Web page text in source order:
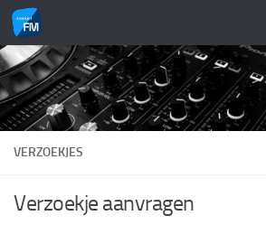
Doorgaan naar inhoud
VERZOEKJES
Verzoekje aanvragen